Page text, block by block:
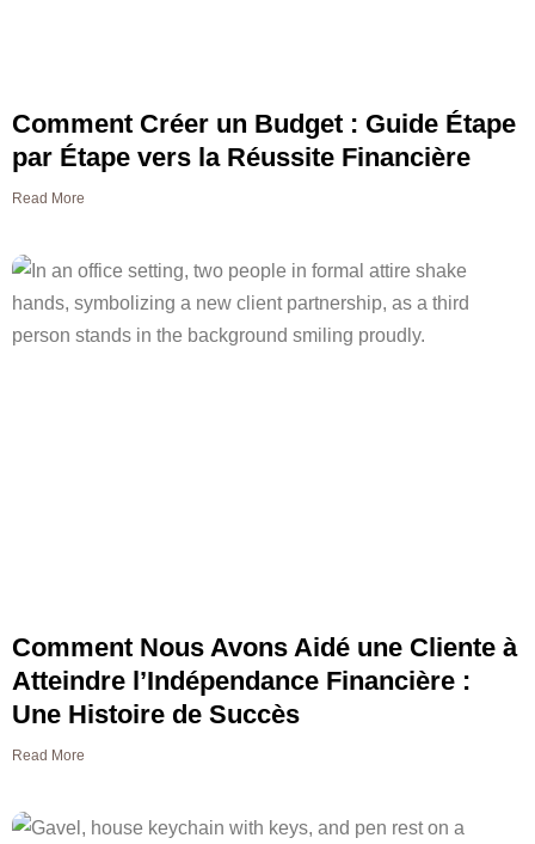
Comment Créer un Budget : Guide Étape
par Étape vers la Réussite Financière
Read More
Comment Nous Avons Aidé une Cliente à
Atteindre l’Indépendance Financière :
Une Histoire de Succès
Read More